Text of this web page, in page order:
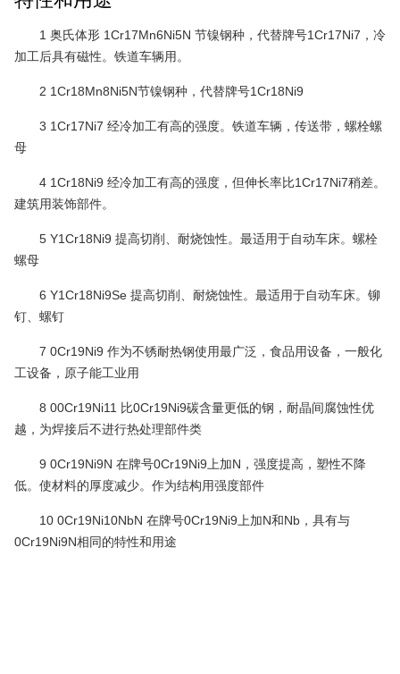
1 奥氏体形 1Cr17Mn6Ni5N 节镍钢种，代替牌号1Cr17Ni7，冷
加工后具有磁性。铁道车辆用。
2 1Cr18Mn8Ni5N节镍钢种，代替牌号1Cr18Ni9
3 1Cr17Ni7 经冷加工有高的强度。铁道车辆，传送带，螺栓螺
母
4 1Cr18Ni9 经冷加工有高的强度，但伸长率比1Cr17Ni7稍差。
建筑用装饰部件。
5 Y1Cr18Ni9 提高切削、耐烧蚀性。最适用于自动车床。螺栓
螺母
6 Y1Cr18Ni9Se 提高切削、耐烧蚀性。最适用于自动车床。铆
钉、螺钉
7 0Cr19Ni9 作为不锈耐热钢使用最广泛，食品用设备，一般化
工设备，原子能工业用
8 00Cr19Ni11 比0Cr19Ni9碳含量更低的钢，耐晶间腐蚀性优
越，为焊接后不进行热处理部件类
9 0Cr19Ni9N 在牌号0Cr19Ni9上加N，强度提高，塑性不降
低。使材料的厚度减少。作为结构用强度部件
10 0Cr19Ni10NbN 在牌号0Cr19Ni9上加N和Nb，具有与
0Cr19Ni9N相同的特性和用途